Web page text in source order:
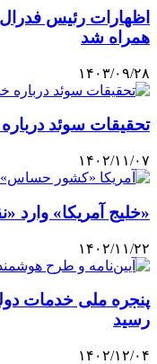
اظهارات رئیس
همراه شد
۱۴۰۳/۰۹/۲۸
تحقیقات سوئد
۱۴۰۲/۱۱/۰۷
«خلیج آمریکا»
۱۴۰۲/۱۱/۲۲
رسید
۱۴۰۲/۱۲/۰۴